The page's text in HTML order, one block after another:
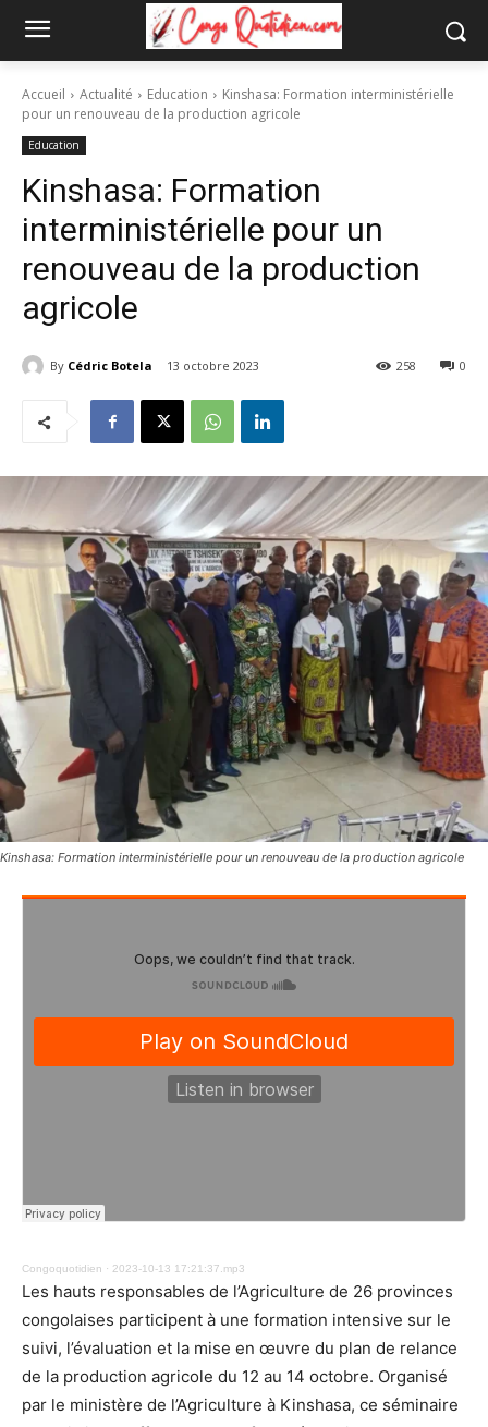
Accueil Actualité Education
Kinshasa: Formation interministérielle
pour un renouveau de la production agricole
Education
Kinshasa: Formation
interministérielle pour un
renouveau de la production
agricole
By Cédric Botela 13 octobre 2023 0
258
Kinshasa: Formation interministérielle pour un renouveau de la production agricole
Congoquotidien · 2023-10-13 17:21:37.mp3
Les hauts responsables de l’Agriculture de 26 provinces
congolaises participent à une formation intensive sur le
suivi, l’évaluation et la mise en œuvre du plan de relance
de la production agricole du 12 au 14 octobre. Organisé
par le ministère de l’Agriculture à Kinshasa, ce séminaire